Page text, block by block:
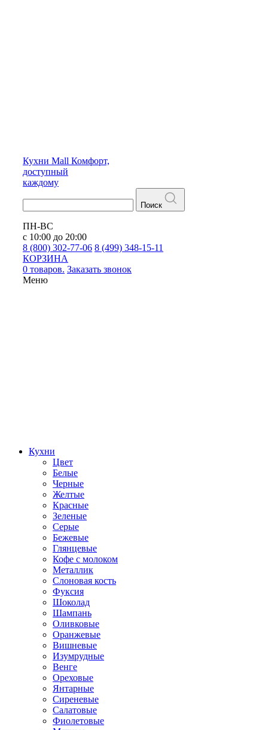
Кухни Mall Комфорт,
доступный
каждому
Поиск
ПН-ВС
с 10:00 до 20:00
8 (800) 302-77-06 8 (499) 348-15-11
КОРЗИНА
0 товаров. Заказать звонок
Меню
Кухни
Цвет
Белые
Черные
Желтые
Красные
Зеленые
Серые
Бежевые
Глянцевые
Кофе с молоком
Металлик
Слоновая кость
Фуксия
Шоколад
Шампань
Оливковые
Оранжевые
Вишневые
Изумрудные
Венге
Ореховые
Янтарные
Сиреневые
Салатовые
Фиолетовые